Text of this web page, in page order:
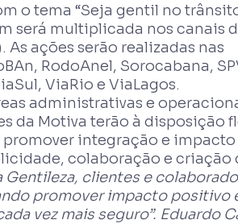
o tema “Seja gentil no
será multiplicada nos canais
ações serão realizadas nas
RodoAnel, Sorocabana,
ViaRio e ViaLagos.
administrativas e
da Motiva terão à disposição
integração e
colaboração e criação
Gentileza, clientes e
promover impacto positivo
vez mais seguro”. Eduardo